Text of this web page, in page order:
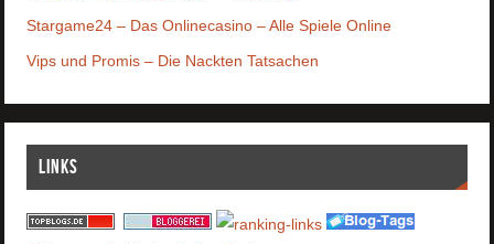
Stargame24 – Das Onlinecasino – Alle Spiele Online
Vips und Promis – Die Nackten Tatsachen
Links